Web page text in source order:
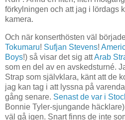
förkylningen och att jag i lördags
kamera.
Och när konserthösten väl
Tokumaru! Sufjan Stevens!
Boys!) så visar det sig attArab
som en del av en avskedsturné.
Strap som självklara, känt att de
jag kan tag i att lyssna på
gång senare. Senast de var i
Bonnie Tyler-sjungande
väl gå igen. Snart finns de inte